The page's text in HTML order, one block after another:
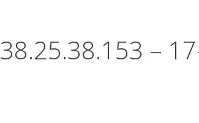
38.25.38.153 –